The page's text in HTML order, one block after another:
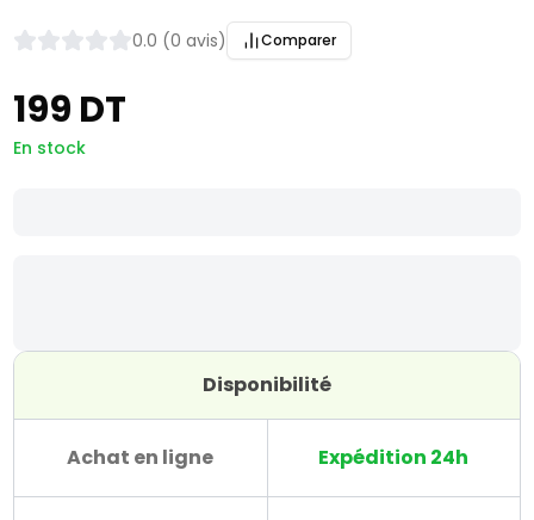
0.0 (0 avis) Comparer
199 DT
En stock
Disponibilité
Achat en ligne Expédition 24h